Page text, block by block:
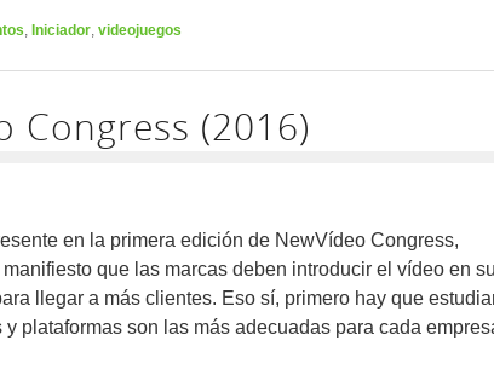
Iniciador videojuegos
Congress (2016)
en la primera edición de NewVídeo Congress,
que las marcas deben introducir el vídeo en su
llegar a más clientes. Eso sí, primero hay que
plataformas son las más adecuadas para cada